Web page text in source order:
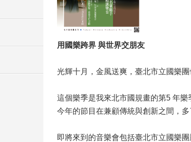
用國樂跨界 與世界交朋友
光輝十月，金風送爽，臺北市立國樂
這個樂季是我來北市國規畫的第5 年
今年的節目在兼顧傳統與創新之間，多
即將來到的音樂會包括臺北市立國樂